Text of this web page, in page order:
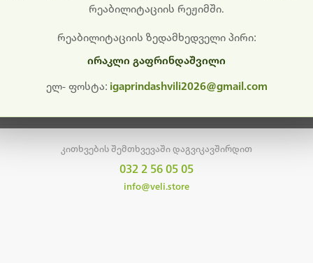
მალე ისევ ხელმისაწვდომი იქნება. გმადლობთ მოთმინებისთვის!
მთავარ გვერდზე დაბრუნება
კითხვების შემთხვევაში დაგვიკავშირდით
032 2 56 05 05
info@veli.store
რეაბილიტაციის რეჟიმში.
რეაბილიტაციის ზედამხედველი პირი:
ირაკლი გაფრინდაშვილი
ელ- ფოსტა: igaprindashvili2026@gmail.com